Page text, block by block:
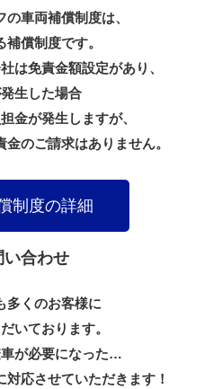
の車両補償制度は、
補償制度です。
は免責金額設定があり、
生した場合
金が発生しますが、
のご請求はありません。
制度の詳細
い合わせ
多くのお客様に
いております。
が必要になった…
対応させていただきます！